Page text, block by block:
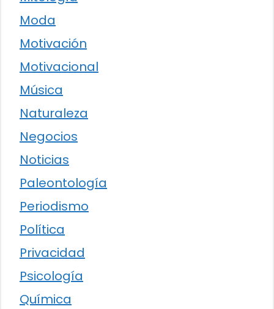
Moda
Motivación
Motivacional
Música
Naturaleza
Negocios
Noticias
Paleontología
Periodismo
Política
Privacidad
Psicología
Química